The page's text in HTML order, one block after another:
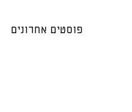
פוסטים אחרונים